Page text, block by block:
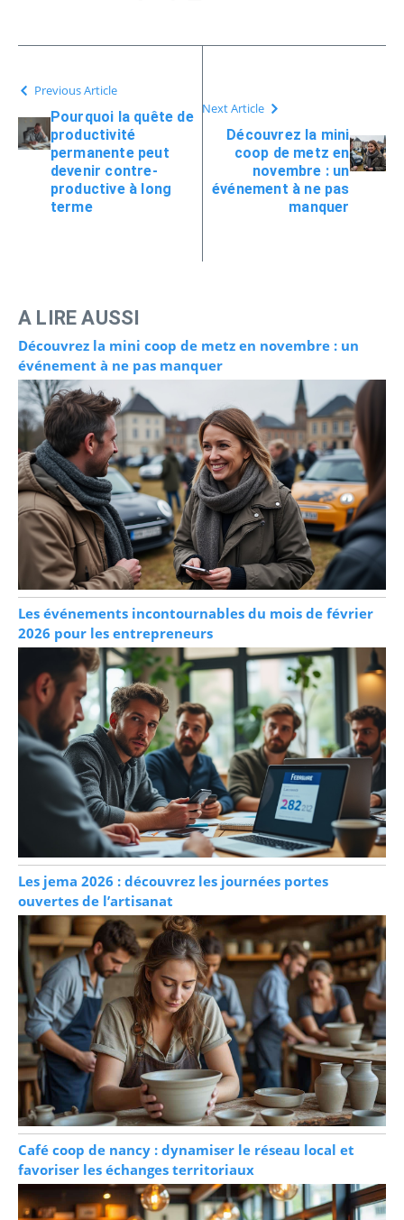
Previous Article
Pourquoi la quête de
productivité
permanente peut
devenir contre-
productive à long
terme
Next Article
Découvrez la mini
coop de metz en
novembre : un
événement à ne pas
manquer
A LIRE AUSSI
Découvrez la mini coop de metz en novembre : un
événement à ne pas manquer
Les événements incontournables du mois de février
2026 pour les entrepreneurs
Les jema 2026 : découvrez les journées portes
ouvertes de l’artisanat
Café coop de nancy : dynamiser le réseau local et
favoriser les échanges territoriaux